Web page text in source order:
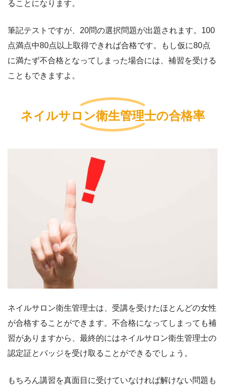
ることになります。
筆記テストですが、20問の選択問題が出題されます。100
点満点中80点以上取得できれば合格です。もし仮に80点
に満たず不合格となってしまった場合には、補習を受ける
こともできますよ。
ネイルサロン衛生管理士の合格率
ネイルサロン衛生管理士は、受講を受けたほとんどの女性
が合格することができます。不合格になってしまっても補
習がありますから、最終的にはネイルサロン衛生管理士の
認定証とバッジを受け取ることができるでしょう。
もちろん講習を真面目に受けていなければ解けない問題も